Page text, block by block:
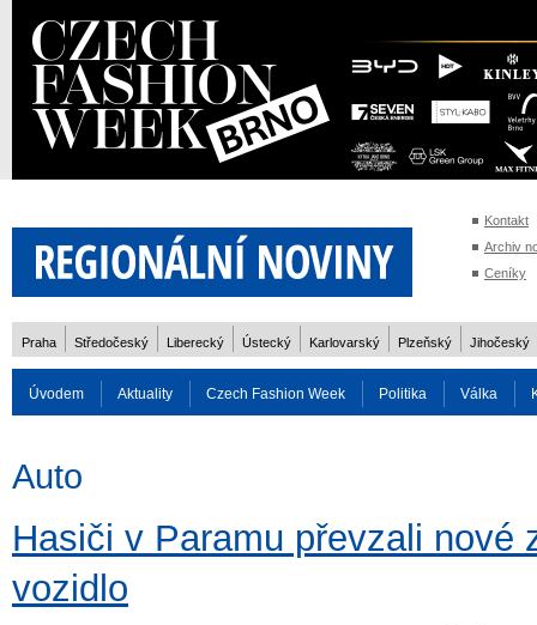
Kontakt
Archiv
Ceníky
Praha Středočeský Liberecký Ústecký Karlovarský Plzeňský Jihočeský
Úvodem Aktuality Czech Fashion Week Politika Válka
Auto
Hasiči v Paramu převzali nové
vozidlo